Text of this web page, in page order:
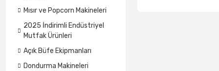
Mısır ve Popcorn Makineleri
2025 İndirimli Endüstriyel
Mutfak Ürünleri
Açık Büfe Ekipmanları
Dondurma Makineleri